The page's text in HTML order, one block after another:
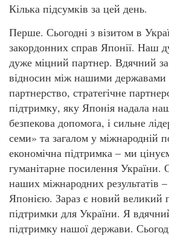
Кілька підсумків за цей день.
Перше. Сьогодні з візитом в
закордонних справ Японії. Наш
дуже міцний партнер. Вдячний
відносин між нашими державами
партнерство, стратегічне
підтримку, яку Японія надала
безпекова допомога, і сильне
семи» та загалом у міжнародній
економічна підтримка – ми
гуманітарне посилення
наших міжнародних результатів
Японією. Зараз є новий великий
підтримки для України. Я
підтримку нашої держави.